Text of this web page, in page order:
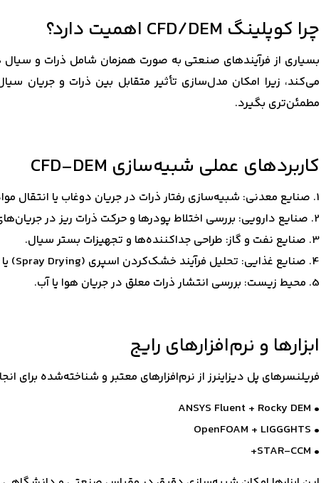
چرا کوپلینگ CFD/DEM اهمیت دارد؟
می‌کند، زیرا امکان مدل‌سازی تأثیر متقابل بین ذرات و جریان
مطمئن‌تری بگیرد.
کاربردهای عملی شبیه‌سازی CFD-DEM
1. صنایع معدنی: شبیه‌سازی رفتار ذرات در جریان دوغاب یا انتقال مواد خام.
2. صنایع دارویی: بررسی اختلاط پودرها و حرکت ذرات ریز در جریان‌های گازی.
3. صنایع نفت و گاز: طراحی جداکننده‌ها و تجهیزات بستر سیال.
4. صنایع غذایی: تحلیل فرآیند خشک‌کردن اسپری (Spray Drying) یا حمل‌ونقل ذرات خوراکی.
5. محیط زیست: بررسی انتشار ذرات معلق در جریان هوا یا آب.
ابزارها و نرم‌افزارهای رایج
فریلنسرهای پل دیزاینرز از نرم‌افزارهای معتبر و شناخته‌شده برای
• ANSYS Fluent + Rocky DEM
• OpenFOAM + LIGGGHTS
• STAR-CCM+